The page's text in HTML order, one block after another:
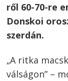
ről 60-70-re
Donskoi
szerdán.
„A ritka
válságon” –